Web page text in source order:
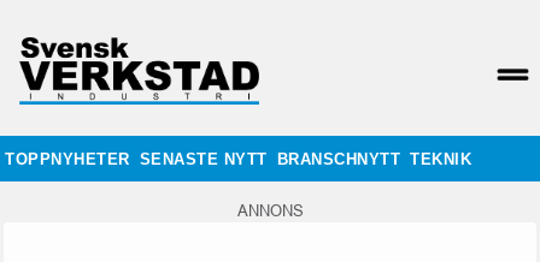
TOPPNYHETER SENASTE NYTT BRANSCHNYTT TEKNIK
ANNONS